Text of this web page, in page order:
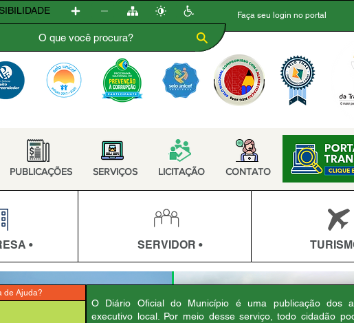
Faça seu login no portal
PUBLICAÇÕES SERVIÇOS LICITAÇÃO CONTATO
• SERVIDOR •
de Ajuda?
O Diário Oficial do Município é uma publicação dos
executivo local. Por meio desse serviço, todo cidadão